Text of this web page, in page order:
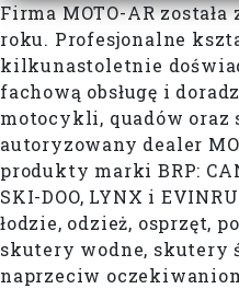
Firma MOTO-AR
roku. Profesjonalne
kilkunastoletnie
fachową obsługę i
motocykli, quadów oraz
autoryzowany dealer
produkty marki BRP:
SKI-DOO, LYNX i
łodzie, odzież, osprzęt,
skutery wodne, skutery
naprzeciw